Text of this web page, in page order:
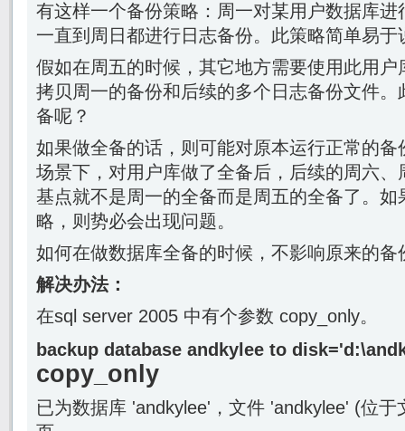
有这样一个备份策略：周一对某用户数据库
一直到周日都进行日志备份。此策略简单易于
假如在周五的时候，其它地方需要使用此用
拷贝周一的备份和后续的多个日志备份文件
备呢？
如果做全备的话，则可能对原本运行正常的
场景下，对用户库做了全备后，后续的周六
基点就不是周一的全备而是周五的全备了。
略，则势必会出现问题。
如何在做数据库全备的时候，不影响原来的备
解决办法：
在sql server 2005 中有个参数 copy_only。
backup database andkylee to
copy_only
已为数据库 'andkylee'，文件 'andkylee' (位